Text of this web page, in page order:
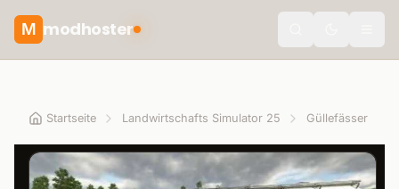
M modhoster
Startseite Landwirtschafts Simulator 25 Güllefässer